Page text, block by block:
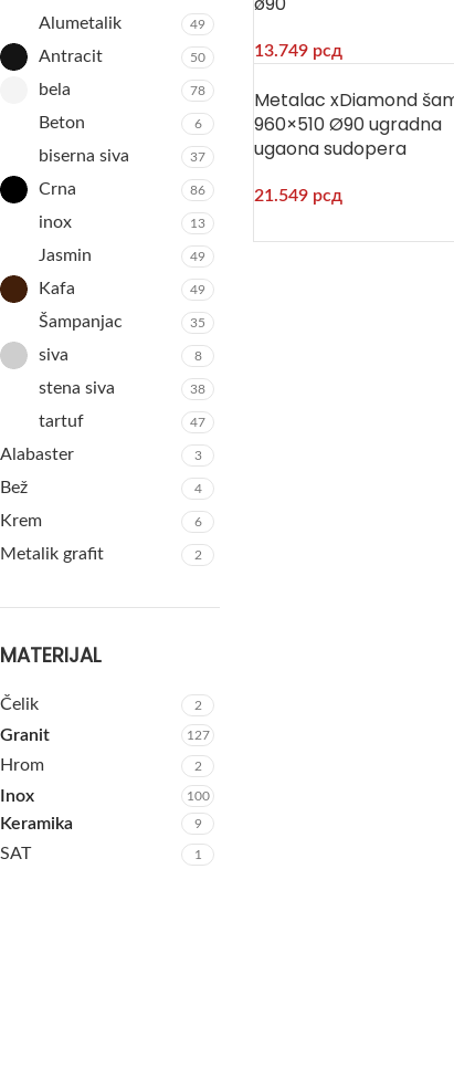
Alumetalik 49
Antracit 50
bela 78
Beton 6
biserna siva 37
Crna 86
inox 13
Jasmin 49
Kafa 49
Šampanjac 35
siva 8
stena siva 38
tartuf 47
Alabaster 3
Bež 4
Krem 6
Metalik grafit 2
MATERIJAL
Čelik 2
Granit 127
Hrom 2
Inox 100
Keramika 9
SAT 1
13.749 рсд
Metalac xDiamond
960×510 Ø90 ugradna
ugaona sudopera
21.549 рсд